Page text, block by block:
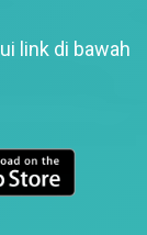
link di bawah